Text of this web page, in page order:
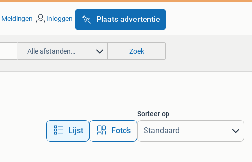
Meldingen Inloggen Plaats advertentie
Alle afstanden… Zoek
Lijst Foto’s
Sorteer op